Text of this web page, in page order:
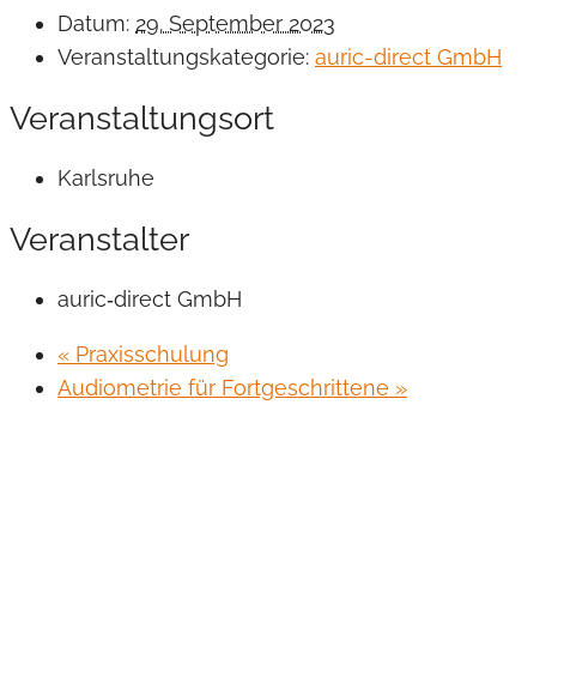
Datum: 29. September 2023
Veranstaltungskategorie: auric-direct GmbH
Veranstaltungsort
Karlsruhe
Veranstalter
auric‐direct GmbH
« Praxisschulung
Audiometrie für Fortgeschrittene »